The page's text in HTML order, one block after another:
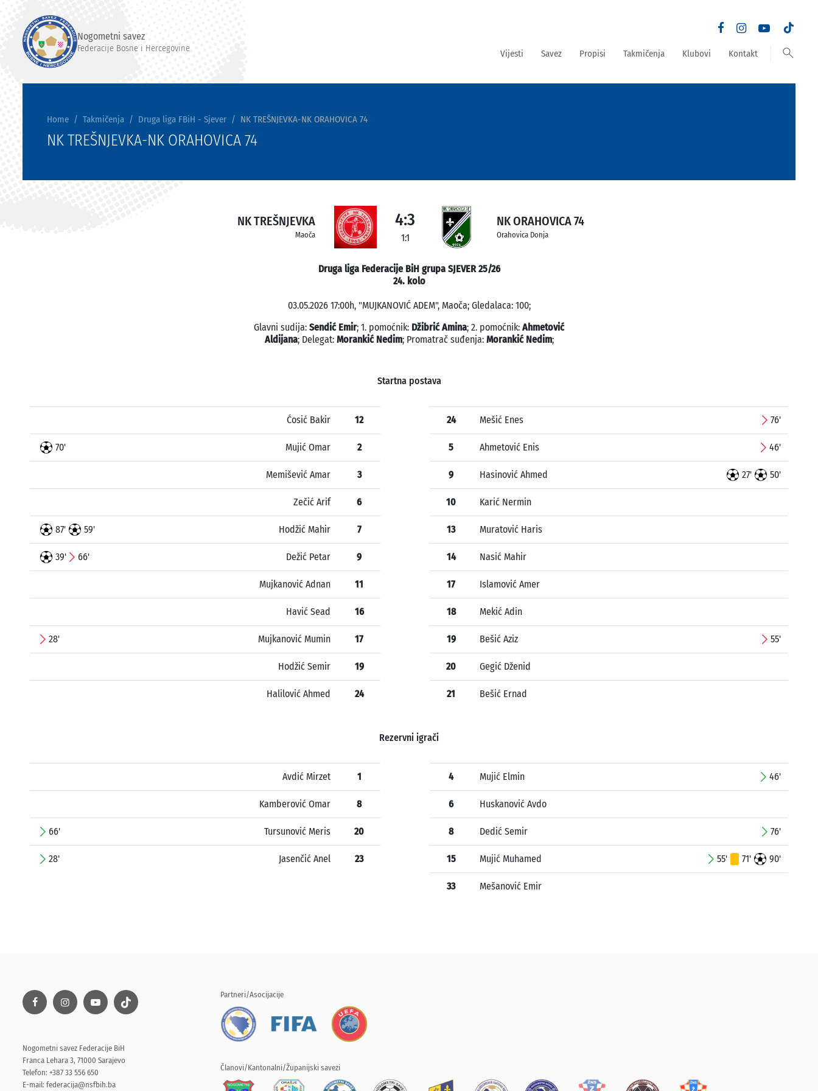
Nogometni savez
Federacije Bosne i Hercegovine Vijesti Savez Propisi Takmičenja Klubovi Kontakt search
Home Takmičenja Druga liga FBiH - Sjever NK TREŠNJEVKA-NK ORAHOVICA 74
NK TREŠNJEVKA-NK ORAHOVICA 74
NK TREŠNJEVKA
Maoča
4:3
1:1
NK ORAHOVICA 74
Orahovica Donja
Druga liga Federacije BiH grupa SJEVER 25/26
24. kolo
03.05.2026 17:00h, "MUJKANOVIĆ ADEM", Maoča; Gledalaca: 100;
Glavni sudija: Sendić Emir; 1. pomoćnik: Džibrić Amina; 2. pomoćnik: Ahmetović
Aldijana; Delegat: Morankić Nedim; Promatrač suđenja: Morankić Nedim;
Startna postava
Ćosić Bakir 12
70' Mujić Omar 2
Memišević Amar 3
Zečić Arif 6
87' 59' Hodžić Mahir 7
39' 66' Dežić Petar 9
Mujkanović Adnan 11
Havić Sead 16
28' Mujkanović Mumin 17
Hodžić Semir 19
Halilović Ahmed 24
24 Mešić Enes 76'
5 Ahmetović Enis 46'
9 Hasinović Ahmed 27' 50'
10 Karić Nermin
13 Muratović Haris
14 Nasić Mahir
17 Islamović Amer
18 Mekić Adin
19 Bešić Aziz 55'
20 Gegić Dženid
21 Bešić Ernad
Rezervni igrači
Avdić Mirzet 1
Kamberović Omar 8
66' Tursunović Meris 20
28' Jasenčić Anel 23
4 Mujić Elmin 46'
6 Huskanović Avdo
8 Dedić Semir 76'
15 Mujić Muhamed 55' 71' 90'
33 Mešanović Emir
Nogometni savez Federacije BiH
Franca Lehara 3, 71000 Sarajevo
Telefon: +387 33 556 650
E-mail: federacija@nsfbih.ba
Partneri/Asocijacije
Članovi/Kantonalni/Županijski savezi